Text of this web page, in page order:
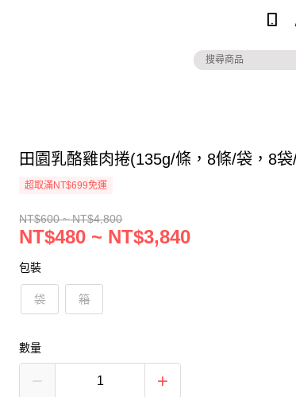
田園乳酪雞肉捲(135g/條，8條/袋，8
超取滿NT$699免運
NT$600 ~ NT$4,800
NT$480 ~ NT$3,840
包裝
袋 箱
數量